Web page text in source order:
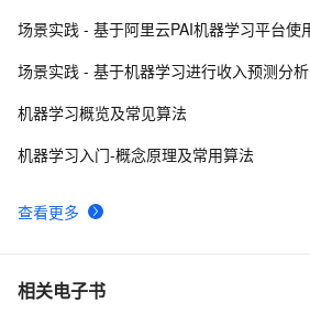
与入门案例
10自建Dify平台与PAI EAS LLM大模型
查看更多
场景实践 - 基于机器学习进行收入预测分析
机器学习概览及常见算法
机器学习入门-概念原理及常用算法
相关电子书